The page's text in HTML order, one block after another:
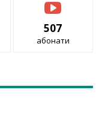
507
абонати